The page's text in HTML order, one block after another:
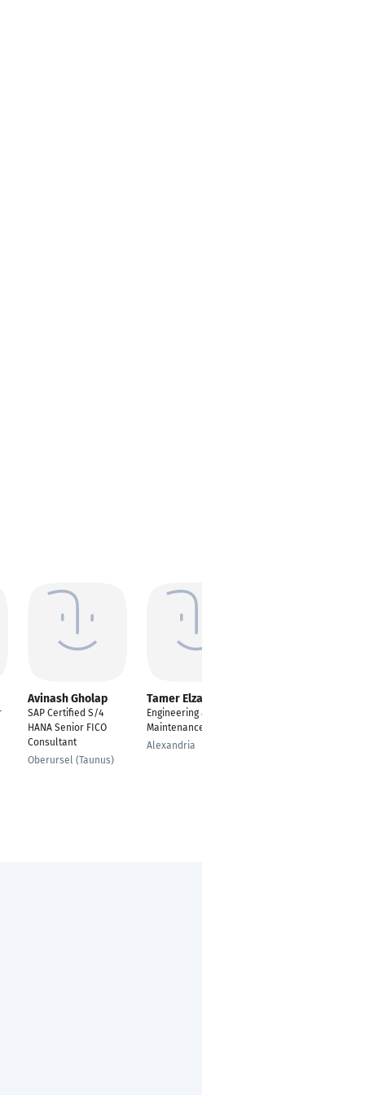
Avinash Gholap
SAP Certified S/4
HANA Senior FICO
Consultant
Oberursel (Taunus)
Tamer Elzayyat
Engineering and
Maintenance Manager
Alexandria